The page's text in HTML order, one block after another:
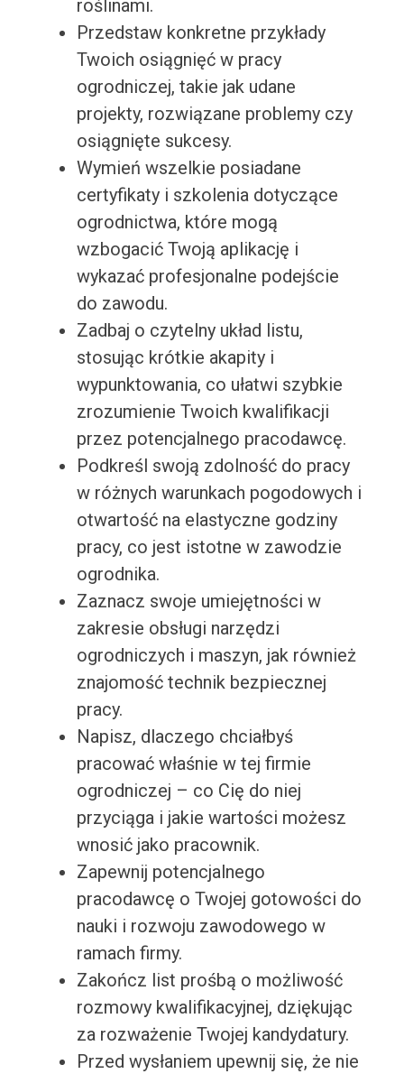
roślinami.
Przedstaw konkretne przykłady
Twoich osiągnięć w pracy
ogrodniczej, takie jak udane
projekty, rozwiązane problemy czy
osiągnięte sukcesy.
Wymień wszelkie posiadane
certyfikaty i szkolenia dotyczące
ogrodnictwa, które mogą
wzbogacić Twoją aplikację i
wykazać profesjonalne podejście
do zawodu.
Zadbaj o czytelny układ listu,
stosując krótkie akapity i
wypunktowania, co ułatwi szybkie
zrozumienie Twoich kwalifikacji
przez potencjalnego pracodawcę.
Podkreśl swoją zdolność do pracy
w różnych warunkach pogodowych i
otwartość na elastyczne godziny
pracy, co jest istotne w zawodzie
ogrodnika.
Zaznacz swoje umiejętności w
zakresie obsługi narzędzi
ogrodniczych i maszyn, jak również
znajomość technik bezpiecznej
pracy.
Napisz, dlaczego chciałbyś
pracować właśnie w tej firmie
ogrodniczej – co Cię do niej
przyciąga i jakie wartości możesz
wnosić jako pracownik.
Zapewnij potencjalnego
pracodawcę o Twojej gotowości do
nauki i rozwoju zawodowego w
ramach firmy.
Zakończ list prośbą o możliwość
rozmowy kwalifikacyjnej, dziękując
za rozważenie Twojej kandydatury.
Przed wysłaniem upewnij się, że nie